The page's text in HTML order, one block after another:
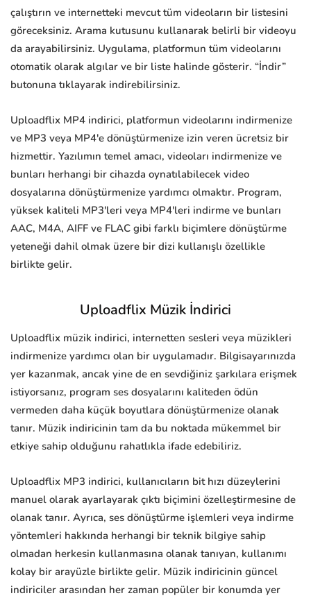
çalıştırın ve internetteki mevcut tüm videoların bir listesini
göreceksiniz. Arama kutusunu kullanarak belirli bir videoyu
da arayabilirsiniz. Uygulama, platformun tüm videolarını
otomatik olarak algılar ve bir liste halinde gösterir. “İndir”
butonuna tıklayarak indirebilirsiniz.
Uploadflix MP4 indirici, platformun videolarını indirmenize
ve MP3 veya MP4'e dönüştürmenize izin veren ücretsiz bir
hizmettir. Yazılımın temel amacı, videoları indirmenize ve
bunları herhangi bir cihazda oynatılabilecek video
dosyalarına dönüştürmenize yardımcı olmaktır. Program,
yüksek kaliteli MP3'leri veya MP4'leri indirme ve bunları
AAC, M4A, AIFF ve FLAC gibi farklı biçimlere dönüştürme
yeteneği dahil olmak üzere bir dizi kullanışlı özellikle
birlikte gelir.
Uploadflix Müzik İndirici
Uploadflix müzik indirici, internetten sesleri veya müzikleri
indirmenize yardımcı olan bir uygulamadır. Bilgisayarınızda
yer kazanmak, ancak yine de en sevdiğiniz şarkılara erişmek
istiyorsanız, program ses dosyalarını kaliteden ödün
vermeden daha küçük boyutlara dönüştürmenize olanak
tanır. Müzik indiricinin tam da bu noktada mükemmel bir
etkiye sahip olduğunu rahatlıkla ifade edebiliriz.
Uploadflix MP3 indirici, kullanıcıların bit hızı düzeylerini
manuel olarak ayarlayarak çıktı biçimini özelleştirmesine de
olanak tanır. Ayrıca, ses dönüştürme işlemleri veya indirme
yöntemleri hakkında herhangi bir teknik bilgiye sahip
olmadan herkesin kullanmasına olanak tanıyan, kullanımı
kolay bir arayüzle birlikte gelir. Müzik indiricinin güncel
indiriciler arasından her zaman popüler bir konumda yer